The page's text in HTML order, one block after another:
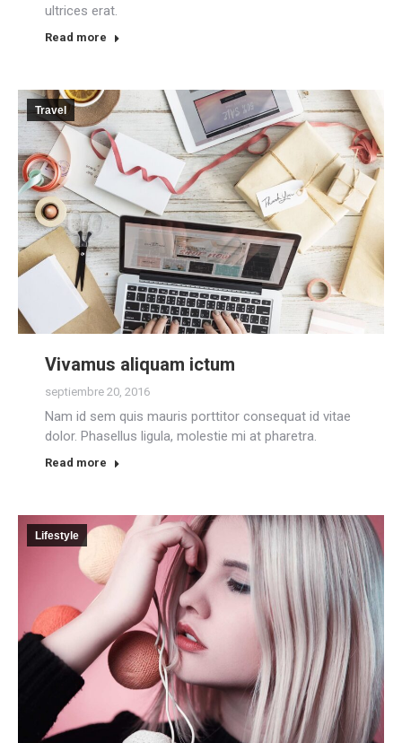
ultrices erat.
Read more
Travel
Vivamus aliquam ictum
septiembre 20, 2016
Nam id sem quis mauris porttitor consequat id vitae
dolor. Phasellus ligula, molestie mi at pharetra.
Read more
Lifestyle